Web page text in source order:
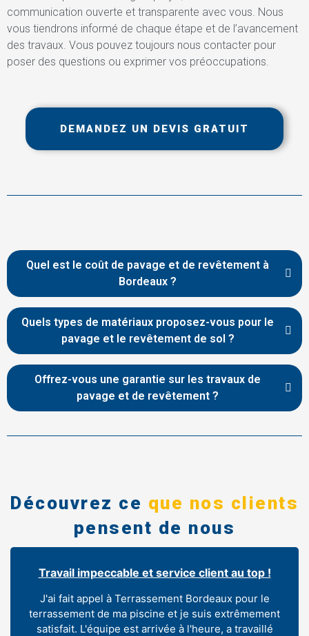
communication ouverte et transparente avec vous. Nous
vous tiendrons informé de chaque étape et de l’avancement
des travaux. Vous pouvez toujours nous contacter pour
poser des questions ou exprimer vos préoccupations.
DEMANDEZ UN DEVIS GRATUIT
Quel est le coût de pavage et de revêtement à
Bordeaux ?
Quels types de matériaux proposez-vous pour le
pavage et le revêtement de sol ?
Offrez-vous une garantie sur les travaux de
pavage et de revêtement ?
Découvrez ce que nos clients
pensent de nous
Travail impeccable et service client au top !
J'ai fait appel à Terrassement Bordeaux pour le
terrassement de ma piscine et je suis extrêmement
satisfait. L'équipe est arrivée à l'heure, a travaillé